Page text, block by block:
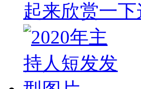
起来欣赏一